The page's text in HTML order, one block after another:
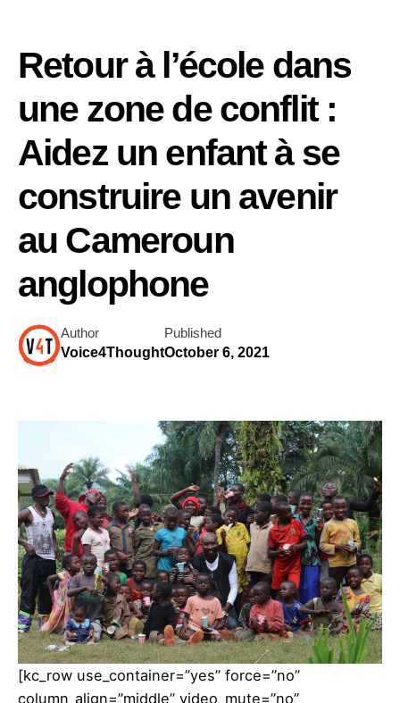
Retour à l’école dans
une zone de conflit :
Aidez un enfant à se
construire un avenir
au Cameroun
anglophone
Author
Voice4Thought
Published
October 6, 2021
[kc_row use_container=”yes” force=”no”
column_align=”middle” video_mute=”no”